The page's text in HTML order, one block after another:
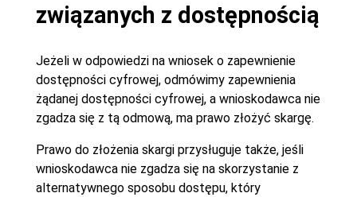
związanych z dostępnością
Jeżeli w odpowiedzi na wniosek o zapewnienie
dostępności cyfrowej, odmówimy zapewnienia
żądanej dostępności cyfrowej, a wnioskodawca nie
zgadza się z tą odmową, ma prawo złożyć skargę.
Prawo do złożenia skargi przysługuje także, jeśli
wnioskodawca nie zgadza się na skorzystanie z
alternatywnego sposobu dostępu, który